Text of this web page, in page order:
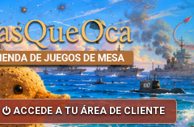
ACCEDE A TU ÁREA DE CLIENTE